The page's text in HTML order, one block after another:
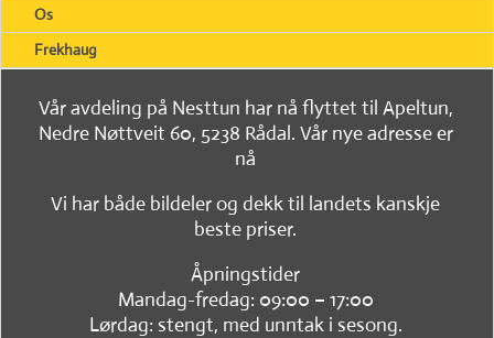
Os
Frekhaug
Vår avdeling på Nesttun har nå flyttet til Apeltun,
Nedre Nøttveit 60, 5238 Rådal. Vår nye adresse er
nå
Vi har både bildeler og dekk til landets kanskje
beste priser.
Åpningstider
Mandag-fredag: 09:00 – 17:00
Lørdag: stengt, med unntak i sesong.